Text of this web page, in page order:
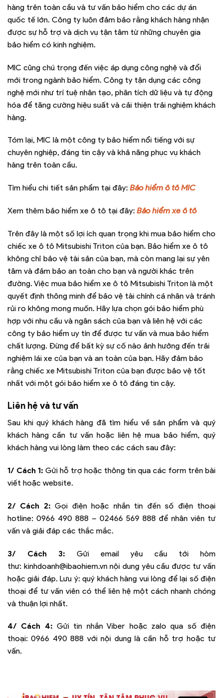
hàng trên toàn cầu và tư vấn bảo hiểm cho các dự án
quốc tế lớn. Công ty luôn đảm bảo rằng khách hàng nhận
được sự hỗ trợ và dịch vụ tận tâm từ những chuyên gia
bảo hiểm có kinh nghiệm.
MIC cũng chú trọng đến việc áp dụng công nghệ và đổi
mới trong ngành bảo hiểm. Công ty tận dụng các công
nghệ mới như trí tuệ nhân tạo, phân tích dữ liệu và tự động
hóa để tăng cường hiệu suất và cải thiện trải nghiệm khách
hàng.
Tóm lại, MIC là một công ty bảo hiểm nổi tiếng với sự
chuyên nghiệp, đáng tin cậy và khả năng phục vụ khách
hàng trên toàn cầu.
Tìm hiểu chi tiết sản phẩm tại đây: Bảo hiểm ô tô MIC
Xem thêm bảo hiểm xe ô tô tại đây: Bảo hiểm xe ô tô
Trên đây là một số lợi ích quan trọng khi mua bảo hiểm cho
chiếc xe ô tô Mitsubishi Triton của bạn. Bảo hiểm xe ô tô
không chỉ bảo vệ tài sản của bạn, mà còn mang lại sự yên
tâm và đảm bảo an toàn cho bạn và người khác trên
đường. Việc mua bảo hiểm xe ô tô Mitsubishi Triton là một
quyết định thông minh để bảo vệ tài chính cá nhân và tránh
rủi ro không mong muốn. Hãy lựa chọn gói bảo hiểm phù
hợp với nhu cầu và ngân sách của bạn và liên hệ với các
công ty bảo hiểm uy tín để được tư vấn và mua bảo hiểm
chất lượng. Đừng để bất kỳ sự cố nào ảnh hưởng đến trải
nghiệm lái xe của bạn và an toàn của bạn. Hãy đảm bảo
rằng chiếc xe Mitsubishi Triton của bạn được bảo vệ tốt
nhất với một gói bảo hiểm xe ô tô đáng tin cậy.
Liên hệ và tư vấn
Sau khi quý khách hàng đã tìm hiểu về sản phẩm và quý
khách hàng cần tư vấn hoặc liên hệ mua bảo hiểm, quý
khách hàng vui lòng làm theo các cách sau đây:
1/ Cách 1: Gửi hỗ trợ hoặc thông tin qua các form trên bài
viết hoặc website.
2/ Cách 2: Gọi điện hoặc nhắn tin đến số điện thoại
hotline: 0966 490 888 – 02466 569 888 để nhân viên tư
vấn và giải đáp các thắc mắc.
3/ Cách 3: Gửi email yêu cầu tới hòm
thư: kinhdoanh@ibaohiem.vnnội dung yêu cầu được tư vấn
hoặc giải đáp. Lưu ý: quý khách hàng vui lòng để lại số điện
thoại để tư vấn viên có thể liên hệ một cách nhanh chóng
và thuận lợi nhất.
4/ Cách 4: Gửi tin nhắn Viber hoặc zalo qua số điện
thoại:0966 490 888 với nội dung là cần hỗ trợ hoặc tư
vấn.